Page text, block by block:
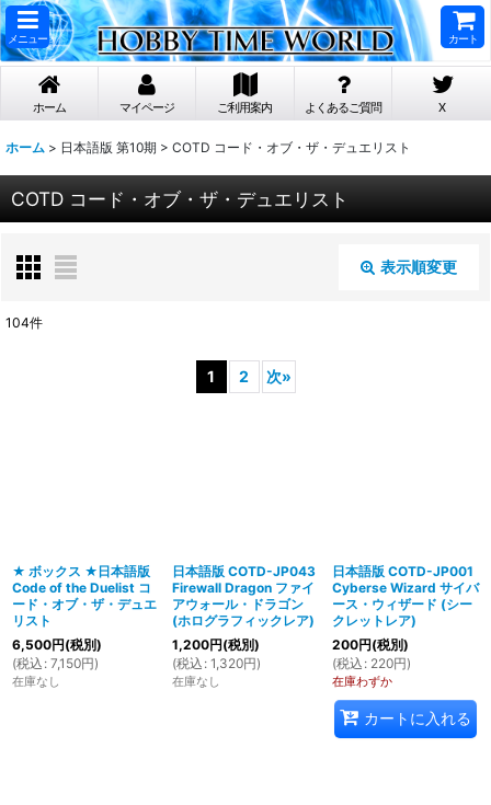
メニュー カート
ホーム マイページ ご利用案内 よくあるご質問 X
ホーム > 日本語版 第10期 > COTD コード・オブ・ザ・デュエリスト
COTD コード・オブ・ザ・デュエリスト
表示順変更
104件
1 2 次»
★ ボックス ★日本語版
Code of the Duelist コ
ード・オブ・ザ・デュエ
リスト
6,500円(税別)
(税込 : 7,150円)
在庫なし
日本語版 COTD-JP043
Firewall Dragon ファイ
アウォール・ドラゴン
(ホログラフィックレア)
1,200円(税別)
(税込 : 1,320円)
在庫なし
日本語版 COTD-JP001
Cyberse Wizard サイバ
ース・ウィザード (シー
クレットレア)
200円(税別)
(税込 : 220円)
在庫わずか
カートに入れる